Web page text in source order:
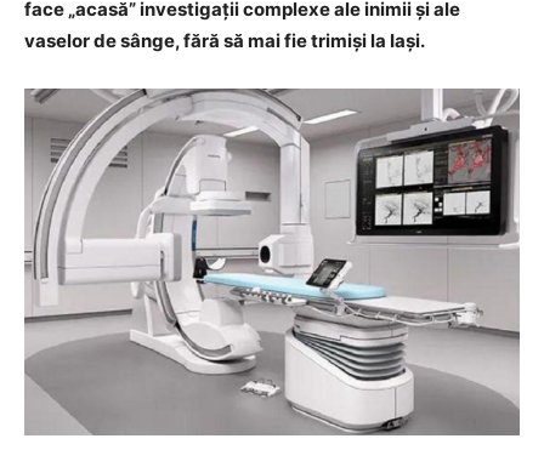
face „acasă” investigații complexe ale inimii și ale
vaselor de sânge, fără să mai fie trimiși la Iași.